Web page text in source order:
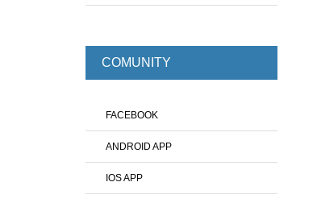
COMUNITY
FACEBOOK
ANDROID APP
IOS APP